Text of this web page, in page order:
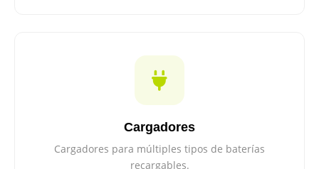
Cargadores
Cargadores para múltiples tipos de baterías
recargables.